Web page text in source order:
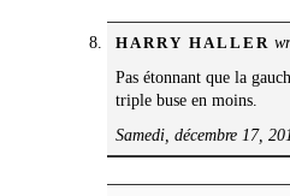
HARRY HALLER
Pas étonnant que la
triple buse en moins.
Samedi, décembre 17,